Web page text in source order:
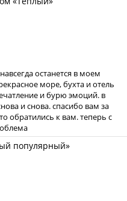
останется в моем
море, бухта и отель
и бурю эмоций. в
и снова. спасибо вам за
обратились к вам. теперь с